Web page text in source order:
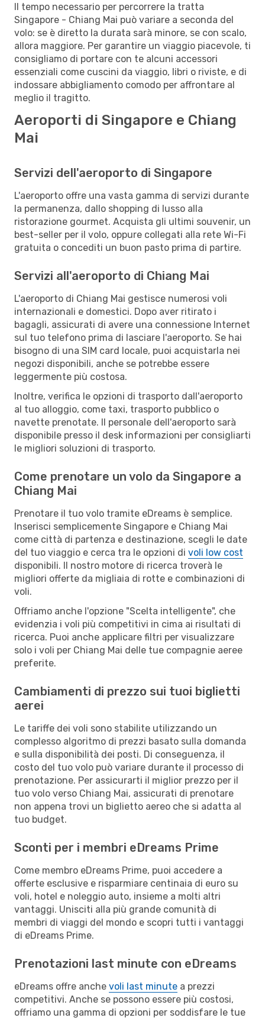
Il tempo necessario per percorrere la tratta
Singapore - Chiang Mai può variare a seconda del
volo: se è diretto la durata sarà minore, se con scalo,
allora maggiore. Per garantire un viaggio piacevole, ti
consigliamo di portare con te alcuni accessori
essenziali come cuscini da viaggio, libri o riviste, e di
indossare abbigliamento comodo per affrontare al
meglio il tragitto.
Aeroporti di Singapore e Chiang
Mai
Servizi dell'aeroporto di Singapore
L'aeroporto offre una vasta gamma di servizi durante
la permanenza, dallo shopping di lusso alla
ristorazione gourmet. Acquista gli ultimi souvenir, un
best-seller per il volo, oppure collegati alla rete Wi-Fi
gratuita o concediti un buon pasto prima di partire.
Servizi all'aeroporto di Chiang Mai
L'aeroporto di Chiang Mai gestisce numerosi voli
internazionali e domestici. Dopo aver ritirato i
bagagli, assicurati di avere una connessione Internet
sul tuo telefono prima di lasciare l'aeroporto. Se hai
bisogno di una SIM card locale, puoi acquistarla nei
negozi disponibili, anche se potrebbe essere
leggermente più costosa.
Inoltre, verifica le opzioni di trasporto dall'aeroporto
al tuo alloggio, come taxi, trasporto pubblico o
navette prenotate. Il personale dell'aeroporto sarà
disponibile presso il desk informazioni per consigliarti
le migliori soluzioni di trasporto.
Come prenotare un volo da Singapore a
Chiang Mai
Prenotare il tuo volo tramite eDreams è semplice.
Inserisci semplicemente Singapore e Chiang Mai
come città di partenza e destinazione, scegli le date
del tuo viaggio e cerca tra le opzioni di voli low cost
disponibili. Il nostro motore di ricerca troverà le
migliori offerte da migliaia di rotte e combinazioni di
voli.
Offriamo anche l'opzione "Scelta intelligente", che
evidenzia i voli più competitivi in cima ai risultati di
ricerca. Puoi anche applicare filtri per visualizzare
solo i voli per Chiang Mai delle tue compagnie aeree
preferite.
Cambiamenti di prezzo sui tuoi biglietti
aerei
Le tariffe dei voli sono stabilite utilizzando un
complesso algoritmo di prezzi basato sulla domanda
e sulla disponibilità dei posti. Di conseguenza, il
costo del tuo volo può variare durante il processo di
prenotazione. Per assicurarti il miglior prezzo per il
tuo volo verso Chiang Mai, assicurati di prenotare
non appena trovi un biglietto aereo che si adatta al
tuo budget.
Sconti per i membri eDreams Prime
Come membro eDreams Prime, puoi accedere a
offerte esclusive e risparmiare centinaia di euro su
voli, hotel e noleggio auto, insieme a molti altri
vantaggi. Unisciti alla più grande comunità di
membri di viaggi del mondo e scopri tutti i vantaggi
di eDreams Prime.
Prenotazioni last minute con eDreams
eDreams offre anche voli last minute a prezzi
competitivi. Anche se possono essere più costosi,
offriamo una gamma di opzioni per soddisfare le tue